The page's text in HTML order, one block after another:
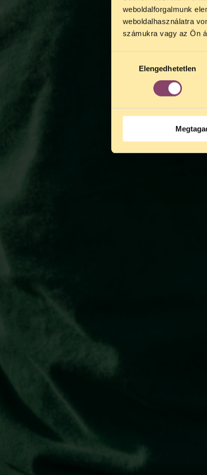
weboldalforgalmunk
weboldalhasználatra
számukra vagy az Ön
kiválasztásaElengedhetetlen
kedden,
alatt is